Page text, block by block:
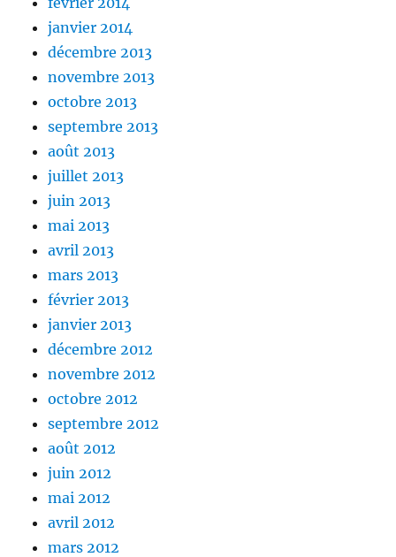
janvier 2014
décembre 2013
novembre 2013
octobre 2013
septembre 2013
août 2013
juillet 2013
juin 2013
mai 2013
avril 2013
mars 2013
février 2013
janvier 2013
décembre 2012
novembre 2012
octobre 2012
septembre 2012
août 2012
juin 2012
mai 2012
avril 2012
mars 2012